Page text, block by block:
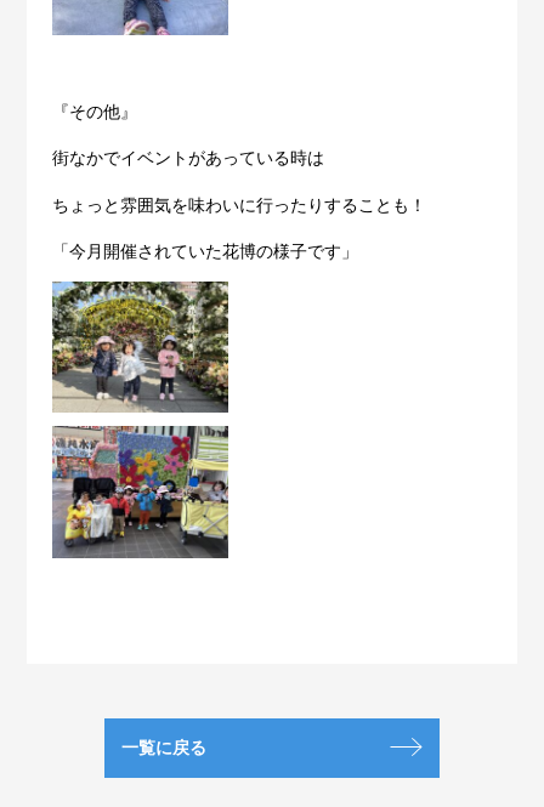
『その他』
街なかでイベントがあっている時は
ちょっと雰囲気を味わいに行ったりすることも！
「今月開催されていた花博の様子です」
一覧に戻る